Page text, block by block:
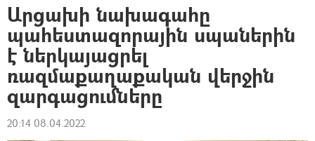
Արցախի նախագահը
պահեստազորային սպաներին
է ներկայացրել
ռազմաքաղաքական վերջին
զարգացումները
20:14 08.04.2022